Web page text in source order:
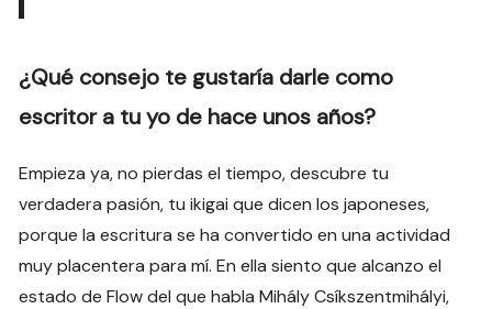
¿Qué consejo te gustaría darle como
escritor a tu yo de hace unos años?
Empieza ya, no pierdas el tiempo, descubre tu
verdadera pasión, tu ikigai que dicen los japoneses,
porque la escritura se ha convertido en una actividad
muy placentera para mí. En ella siento que alcanzo el
estado de Flow del que habla Mihály Csíkszentmihályi,